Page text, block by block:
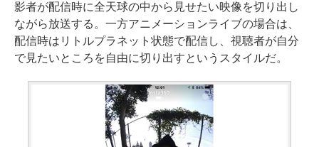
影者が配信時に全天球の中から見せたい映像を切り出し
ながら放送する。一方アニメーションライブの場合は、
配信時はリトルプラネット状態で配信し、視聴者が自分
で見たいところを自由に切り出すというスタイルだ。